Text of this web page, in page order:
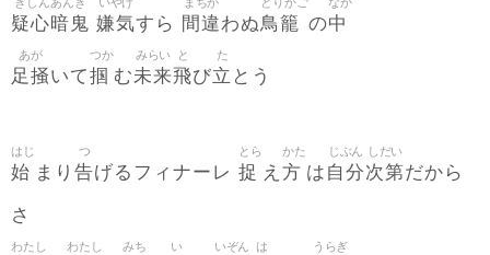
疑心暗鬼 嫌気すら 間違わぬ鳥籠 の中
足掻
あが
いて掴
つか
む未来
みらい
飛
と
び立
た
とう
始
はじ
まり 告
つ
げるフィナーレ 捉
とら
え 方
かた
は 自分
じぶん
次第
しだい
だから
さ
わたし わたし みち い いぞん は うらぎ